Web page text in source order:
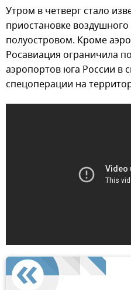
Утром в четверг стало
приостановке
полуостровом. Кроме
Росавиация ограничила
аэропортов юга России в
спецоперации на